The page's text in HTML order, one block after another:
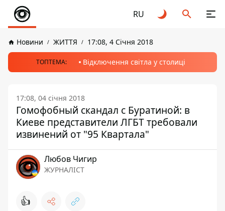
RU
Новини ЖИТТЯ 17:08, 4 Січня 2018
ТОПТЕМА: Відключення світла у столиці
17:08, 04 січня 2018
Гомофобный скандал с Буратиной: в
Киеве представители ЛГБТ требовали
извинений от "95 Квартала"
Любов Чигир
ЖУРНАЛІСТ
👍